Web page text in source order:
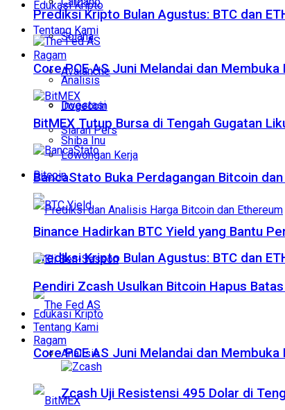
Edukasi Kripto
Tentang Kami
Ragam
Analisis
Investasi
Siaran Pers
Lowongan Kerja
Solana
Avalanche
Dogecoin
Shiba Inu
Bitcoin
Prediksi Kripto Bulan Agustus: BTC dan
Core PCE AS Juni Melandai dan
Prediksi Kripto Bulan Agustus: BTC dan
Core PCE AS Juni Melandai dan
BitMEX Tutup Bursa di Tengah Gugatan
BancaStato Buka Perdagangan Bitcoin
Binance Hadirkan BTC Yield yang Bantu
Pendiri Zcash Usulkan Bitcoin Hapus
Edukasi Kripto
Tentang Kami
Ragam
Analisis
Zcash Uji Resistensi 495 Dolar di